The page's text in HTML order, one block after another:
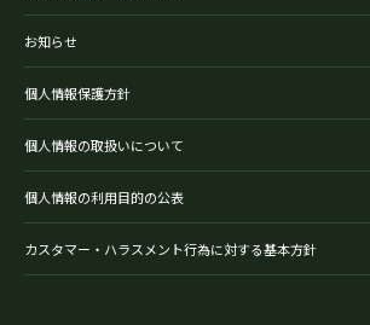
お知らせ
個人情報保護方針
個人情報の取扱いについて
個人情報の利用目的の公表
カスタマー・ハラスメント行為に対する基本方針